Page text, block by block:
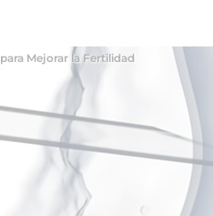
Mejorar la Fertilidad